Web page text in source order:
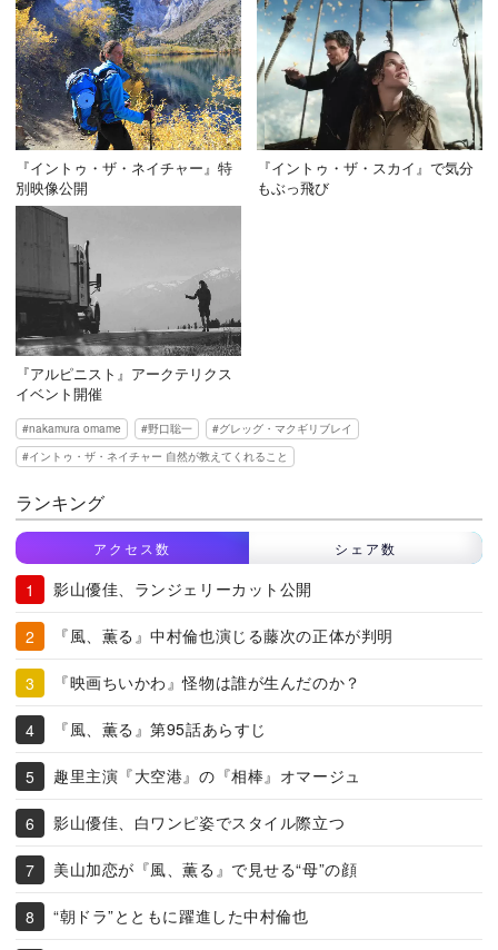
『イントゥ・ザ・ネイチャー』特
別映像公開
『イントゥ・ザ・スカイ』で気分
もぶっ飛び
『アルピニスト』アークテリクス
イベント開催
nakamura omame 野口聡一
グレッグ・マクギリブレイ
イントゥ・ザ・ネイチャー 自然が教えてくれること
ランキング
アクセス数 シェア数
影山優佳、ランジェリーカット公開
『風、薫る』中村倫也演じる藤次の正体が判明
『映画ちいかわ』怪物は誰が生んだのか？
『風、薫る』第95話あらすじ
趣里主演『大空港』の『相棒』オマージュ
影山優佳、白ワンピ姿でスタイル際立つ
美山加恋が『風、薫る』で見せる“母”の顔
“朝ドラ”とともに躍進した中村倫也